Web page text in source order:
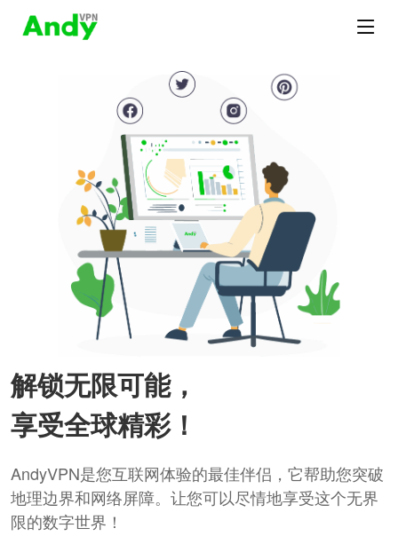
解锁无限可能，
享受全球精彩！
AndyVPN是您互联网体验的最佳伴侣，它帮助您突破
地理边界和网络屏障。让您可以尽情地享受这个无界
限的数字世界！